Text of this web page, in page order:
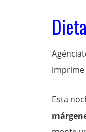
imprime
Esta